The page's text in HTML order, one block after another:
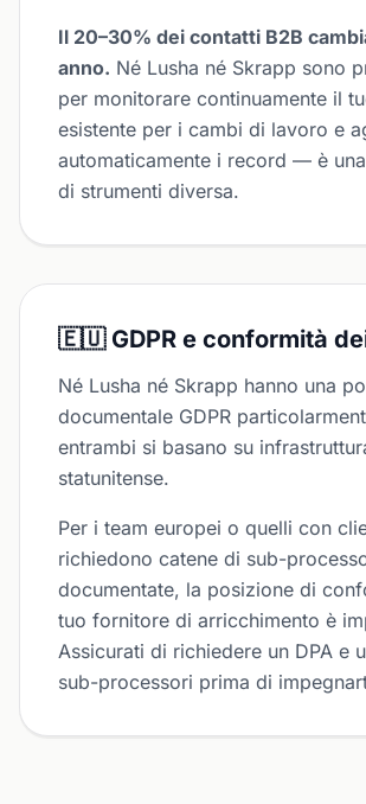
Il 20–30% dei contatti B2B
anno. Né Lusha né Skrapp sono
per monitorare continuamente il
esistente per i cambi di lavoro e
automaticamente i record — è
di strumenti diversa.
🇪🇺 GDPR e conformità
Né Lusha né Skrapp hanno una
documentale GDPR
entrambi si basano su
statunitense.
Per i team europei o quelli con
richiedono catene di sub-
documentate, la posizione di
tuo fornitore di arricchimento è
Assicurati di richiedere un DPA e
sub-processori prima di